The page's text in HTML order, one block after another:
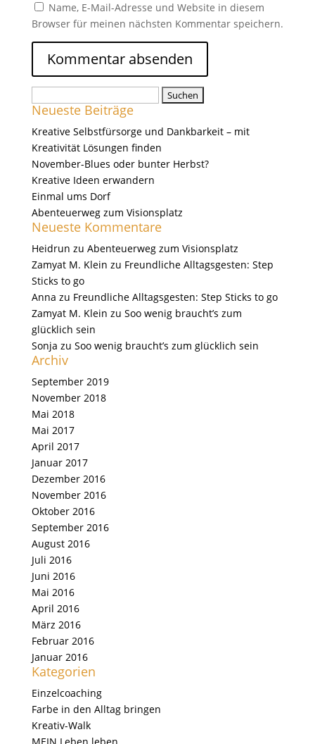
Name, E-Mail-Adresse und Website in diesem
Browser für meinen nächsten Kommentar speichern.
nach:
Neueste Beiträge
Kreative Selbstfürsorge und Dankbarkeit – mit
Kreativität Lösungen finden
November-Blues oder bunter Herbst?
Kreative Ideen erwandern
Einmal ums Dorf
Abenteuerweg zum Visionsplatz
Neueste Kommentare
Heidrun zu Abenteuerweg zum Visionsplatz
Zamyat M. Klein zu Freundliche Alltagsgesten: Step
Sticks to go
Anna zu Freundliche Alltagsgesten: Step Sticks to go
Zamyat M. Klein zu Soo wenig braucht’s zum
glücklich sein
Sonja zu Soo wenig braucht’s zum glücklich sein
Archiv
September 2019
November 2018
Mai 2018
Mai 2017
April 2017
Januar 2017
Dezember 2016
November 2016
Oktober 2016
September 2016
August 2016
Juli 2016
Juni 2016
Mai 2016
April 2016
März 2016
Februar 2016
Januar 2016
Kategorien
Einzelcoaching
Farbe in den Alltag bringen
Kreativ-Walk